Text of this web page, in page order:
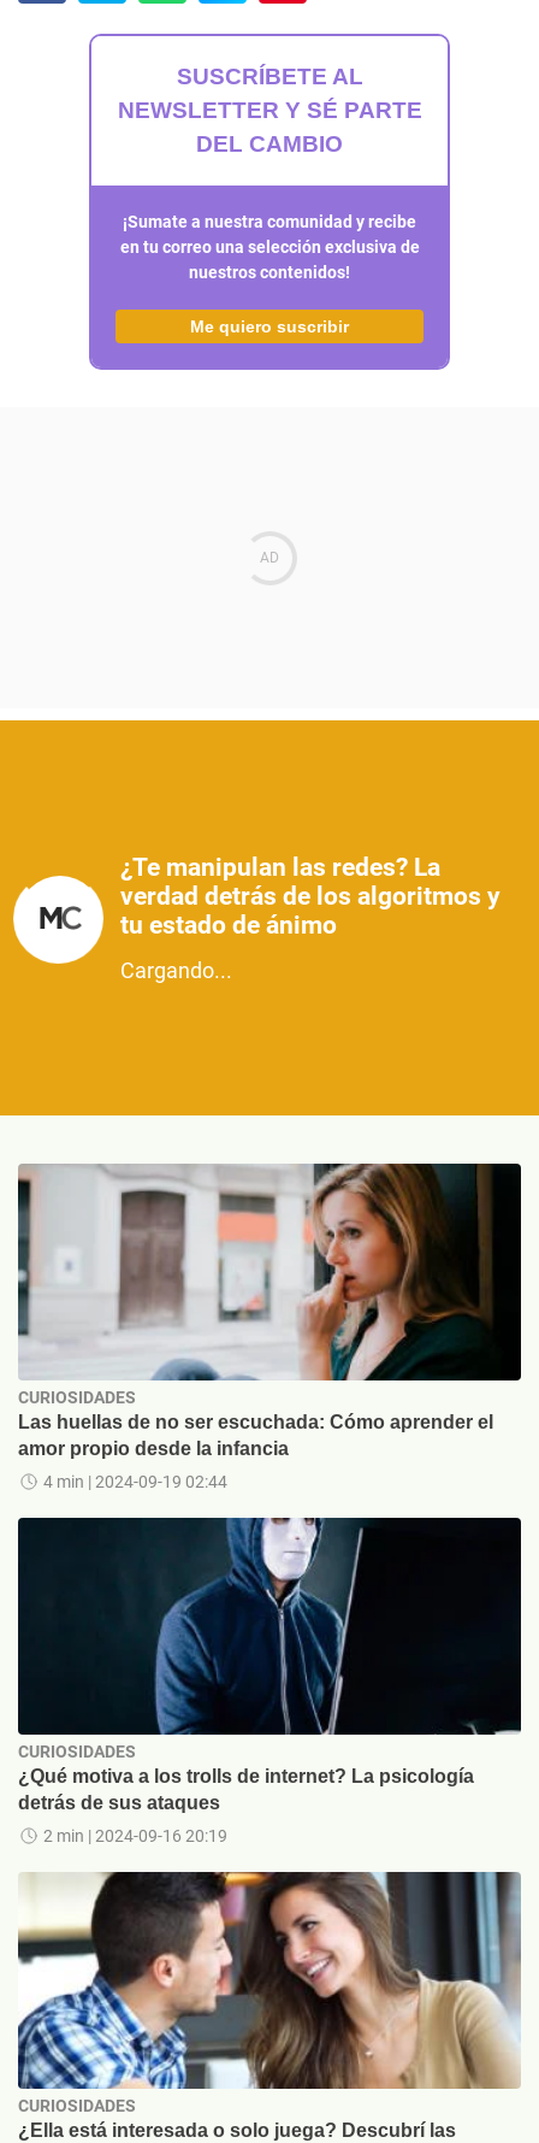
SUSCRÍBETE AL
NEWSLETTER Y SÉ PARTE
DEL CAMBIO
¡Sumate a nuestra comunidad y recibe
en tu correo una selección exclusiva de
nuestros contenidos!
Me quiero suscribir
¿Te manipulan las redes? La
verdad detrás de los algoritmos y
tu estado de ánimo
Cargando...
CURIOSIDADES
Las huellas de no ser escuchada: Cómo aprender el
amor propio desde la infancia
4 min | 2024-09-19 02:44
CURIOSIDADES
¿Qué motiva a los trolls de internet? La psicología
detrás de sus ataques
2 min | 2024-09-16 20:19
CURIOSIDADES
¿Ella está interesada o solo juega? Descubrí las